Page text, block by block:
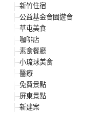
新竹住宿
公益基金會園遊會
草屯美食
咖啡店
素食餐廳
小琉球美食
醫療
免費景點
屏東景點
新建案